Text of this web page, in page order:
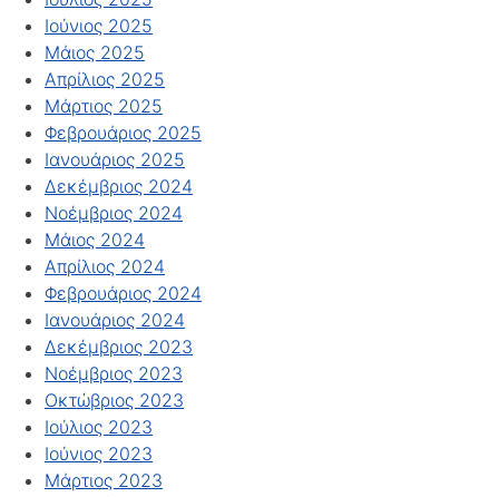
Ιούνιος 2025
Μάιος 2025
Απρίλιος 2025
Μάρτιος 2025
Φεβρουάριος 2025
Ιανουάριος 2025
Δεκέμβριος 2024
Νοέμβριος 2024
Μάιος 2024
Απρίλιος 2024
Φεβρουάριος 2024
Ιανουάριος 2024
Δεκέμβριος 2023
Νοέμβριος 2023
Οκτώβριος 2023
Ιούλιος 2023
Ιούνιος 2023
Μάρτιος 2023